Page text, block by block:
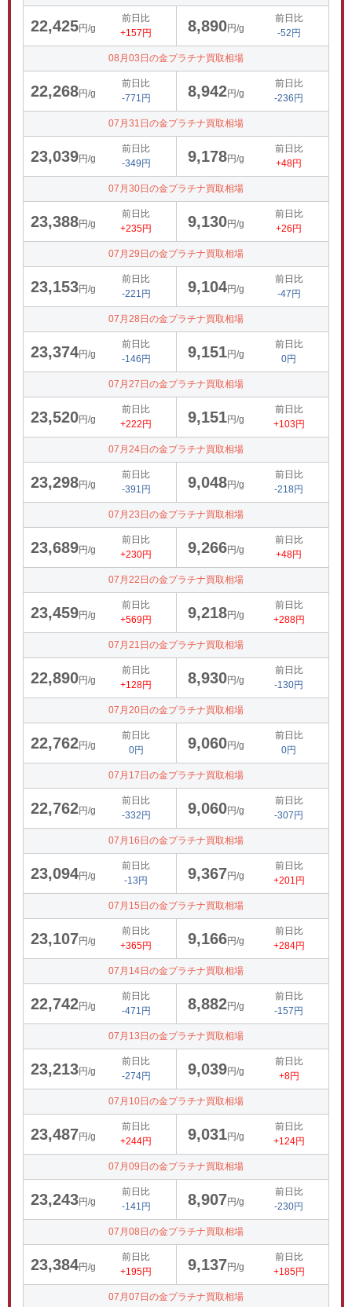
22,425円/g
前日比
+157円
8,890円/g
前日比
-52円
08月03日の金プラチナ買取相場
22,268円/g
前日比
-771円
8,942円/g
前日比
-236円
07月31日の金プラチナ買取相場
23,039円/g
前日比
-349円
9,178円/g
前日比
+48円
07月30日の金プラチナ買取相場
23,388円/g
前日比
+235円
9,130円/g
前日比
+26円
07月29日の金プラチナ買取相場
23,153円/g
前日比
-221円
9,104円/g
前日比
-47円
07月28日の金プラチナ買取相場
23,374円/g
前日比
-146円
9,151円/g
前日比
0円
07月27日の金プラチナ買取相場
23,520円/g
前日比
+222円
9,151円/g
前日比
+103円
07月24日の金プラチナ買取相場
23,298円/g
前日比
-391円
9,048円/g
前日比
-218円
07月23日の金プラチナ買取相場
23,689円/g
前日比
+230円
9,266円/g
前日比
+48円
07月22日の金プラチナ買取相場
23,459円/g
前日比
+569円
9,218円/g
前日比
+288円
07月21日の金プラチナ買取相場
22,890円/g
前日比
+128円
8,930円/g
前日比
-130円
07月20日の金プラチナ買取相場
22,762円/g
前日比
0円
9,060円/g
前日比
0円
07月17日の金プラチナ買取相場
22,762円/g
前日比
-332円
9,060円/g
前日比
-307円
07月16日の金プラチナ買取相場
23,094円/g
前日比
-13円
9,367円/g
前日比
+201円
07月15日の金プラチナ買取相場
23,107円/g
前日比
+365円
9,166円/g
前日比
+284円
07月14日の金プラチナ買取相場
22,742円/g
前日比
-471円
8,882円/g
前日比
-157円
07月13日の金プラチナ買取相場
23,213円/g
前日比
-274円
9,039円/g
前日比
+8円
07月10日の金プラチナ買取相場
23,487円/g
前日比
+244円
9,031円/g
前日比
+124円
07月09日の金プラチナ買取相場
23,243円/g
前日比
-141円
8,907円/g
前日比
-230円
07月08日の金プラチナ買取相場
23,384円/g
前日比
+195円
9,137円/g
前日比
+185円
07月07日の金プラチナ買取相場